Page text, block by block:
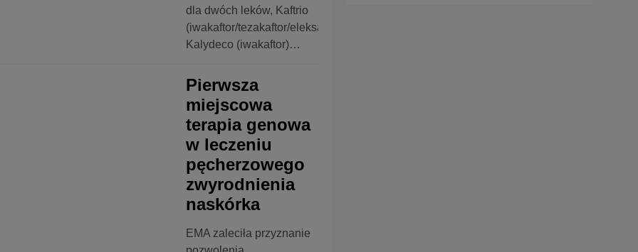
dla dwóch leków, Kaftrio
(iwakaftor/tezakaftor/eleksakaftor ) i
Kalydeco (iwakaftor)…
Pierwsza
miejscowa
terapia genowa
w leczeniu
pęcherzowego
zwyrodnienia
naskórka
EMA zaleciła przyznanie